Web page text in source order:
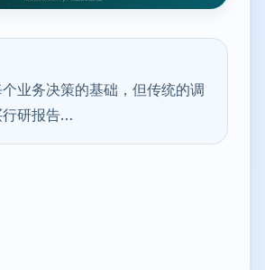
业务决策的基础，但传统的调
行研报告…